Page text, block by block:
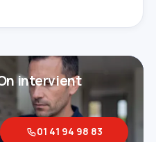
intervient
01 41 94 98 83